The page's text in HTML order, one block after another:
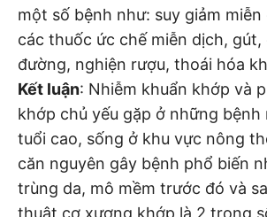
một số bệnh như: suy giảm miễn
các thuốc ức chế miễn dịch, gút,
đường, nghiện rượu, thoái hóa
Kết luận: Nhiễm khuẩn khớp và
khớp chủ yếu gặp ở những bệnh
tuổi cao, sống ở khu vực nông
căn nguyên gây bệnh phổ biến
trùng da, mô mềm trước đó và
thuật cơ xương khớp là 2 trong